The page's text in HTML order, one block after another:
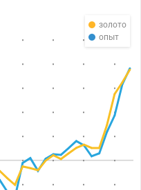
золото
опыт